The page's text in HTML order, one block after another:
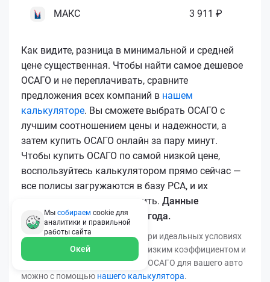
МАКС 3 911 ₽
Как видите, разница в минимальной и средней
цене существенная. Чтобы найти самое дешевое
ОСАГО и не переплачивать, сравните
предложения всех компаний в нашем
калькуляторе. Вы сможете выбрать ОСАГО с
лучшим соотношением цены и надежности, а
затем купить ОСАГО онлайн за пару минут.
Чтобы купить ОСАГО по самой низкой цене,
воспользуйтесь калькулятором прямо сейчас —
все полисы загружаются в базу РСА, и их
подлинность легко проверить. Данные
актуальны для марта 2026 года.
*Минимальная цена получена при идеальных условиях
(безаварийный стаж, регион с низким коэффициентом и
т.д.). Узнать точную стоимость ОСАГО для вашего авто
можно с помощью нашего калькулятора.
Мы собираем cookie для
аналитики и правильной
работы сайта
Окей